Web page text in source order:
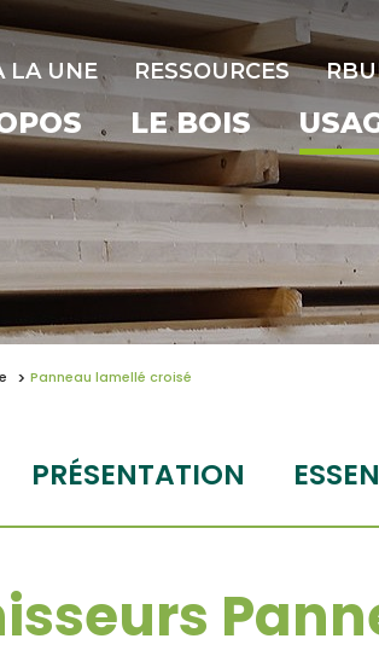
LA UNE RESSOURCES
LE BOIS
Panneau lamellé croisé
PRÉSENTATION